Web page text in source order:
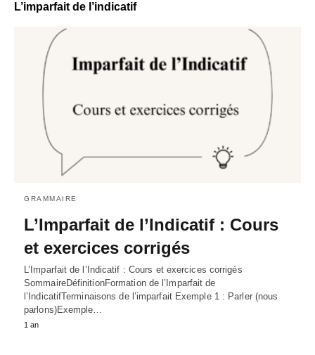
L’imparfait de l’indicatif
GRAMMAIRE
L’Imparfait de l’Indicatif : Cours
et exercices corrigés
L’Imparfait de l’Indicatif : Cours et exercices corrigés
SommaireDéfinitionFormation de l’Imparfait de
l’IndicatifTerminaisons de l’imparfait Exemple 1 : Parler (nous
parlons)Exemple…
1 an